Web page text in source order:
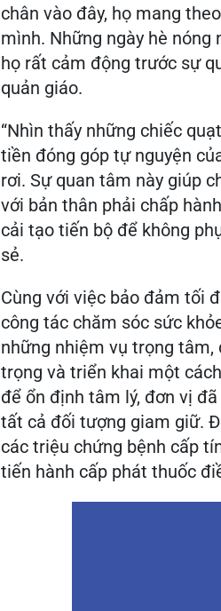
chân vào đây, họ mang
mình. Những ngày hè
họ rất cảm động trước sự
quản giáo.
“Nhìn thấy những chiếc
tiền đóng góp tự nguyện
rơi. Sự quan tâm này giúp
với bản thân phải chấp
cải tạo tiến bộ để không
sẻ.
Cùng với việc bảo đảm tối
công tác chăm sóc sức
những nhiệm vụ trọng
trọng và triển khai một
để ổn định tâm lý, đơn vị
tất cả đối tượng giam giữ.
các triệu chứng bệnh cấp
tiến hành cấp phát thuốc